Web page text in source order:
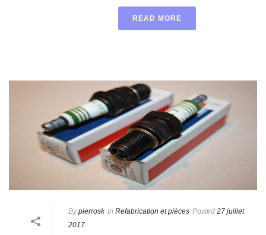
READ MORE
By pierrosk In Refabrication et pièces Posted 27 juillet
2017